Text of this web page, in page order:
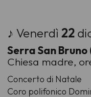
♪ Venerdì 22
Serra San Bruno
Chiesa madre,
Concerto di Natale
Coro polifonico